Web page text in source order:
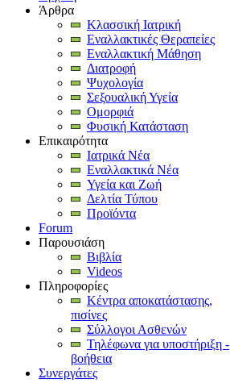
Άρθρα
Κλασσική Ιατρική
Εναλλακτικές Θεραπείες
Εναλλακτική Μάθηση
Διατροφή
Ψυχολογία
Σεξουαλική Υγεία
Ομορφιά
Φυσική Κατάσταση
Επικαιρότητα
Ιατρικά Νέα
Εναλλακτικά Νέα
Υγεία και Ζωή
Δελτία Τύπου
Προϊόντα
Forum
Παρουσιάση
Βιβλία
Videos
Πληροφορίες
Κέντρα αποκατάστασης,
πισίνες
Σύλλογοι Ασθενών
Τηλέφωνα για υποστήριξη -
βοήθεια
Συνεργάτες